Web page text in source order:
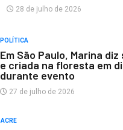
28 de julho de 2026
POLÍTICA
Em São Paulo, Marina
e criada na floresta em
durante evento
27 de julho de 2026
ACRE